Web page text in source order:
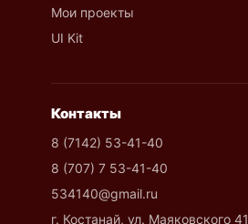
Мои проекты
UI Kit
Контакты
8 (7142) 53-41-40
8 (707) 7 53-41-40
534140@gmail.ru
г. Костанай, ул. Маяковского 41